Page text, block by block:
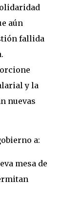
aún
fallida
y la
nuevas
a:
mesa de